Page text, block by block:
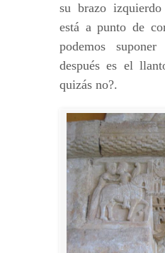
su brazo
está a punto de
podemos
después es el
quizás no?.